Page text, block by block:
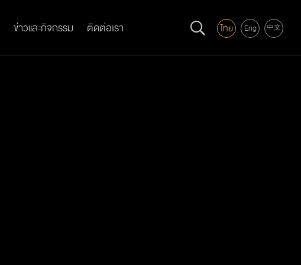
ข่าวและกิจกรรม ติดต่อเรา ไทย Eng 中文